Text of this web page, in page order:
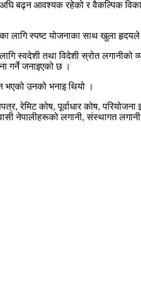
बढ्न आवश्यक रहेको र वैकल्पिक
लागि स्पष्ट योजनाका साथ खुला
स्वदेशी तथा विदेशी स्रोत लगानीको
गर्ने जनाइएको छ ।
भएको उनको भनाइ थियो ।
रेमिट कोष, पूर्वाधार कोष,
नेपालीहरूको लगानी, संस्थागत